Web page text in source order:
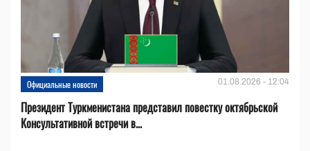
Официальные новости 01.08.2026 - 12:04
Президент Туркменистана представил повестку октябрьской
Консультативной встречи в...